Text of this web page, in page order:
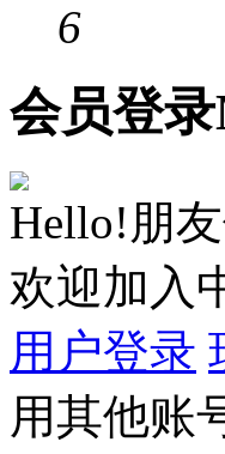
6
会员登录
Hello!朋
欢迎加入
用户登录
用其他账